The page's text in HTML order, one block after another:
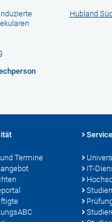
Hubland
Termine
Service
IT-